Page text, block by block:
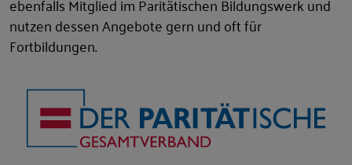
nutzen dessen Angebote gern und oft für
Fortbildungen.